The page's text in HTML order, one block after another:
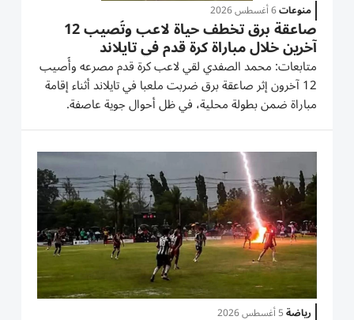
منوعات6 أغسطس 2026
صاعقة برق تخطف حياة لاعب وتُصيب 12
آخرين خلال مباراة كرة قدم في تايلاند
متابعات: محمد الصفدي لقي لاعب كرة قدم مصرعه وأُصيب
12 آخرون إثر صاعقة برق ضربت ملعبا في تايلاند أثناء إقامة
مباراة ضمن بطولة محلية، في ظل أحوال جوية عاصفة.
وأظهر مقطع فيديو متداول اللحظة التي ضربت فيها
وأخرى للهواة من تايلاند...
رياضة5 أغسطس 2026